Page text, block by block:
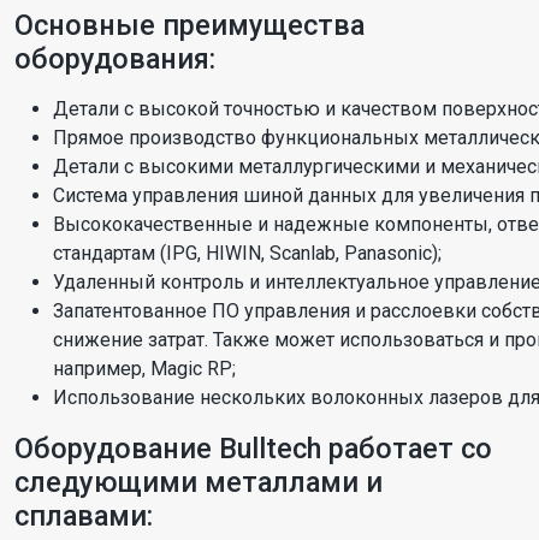
Основные преимущества
оборудования:
Детали с высокой точностью и качеством
Прямое производство функциональных
Детали с высокими металлургическими и
Система управления шиной данных для увеличения
Высококачественные и надежные компоненты,
стандартам (IPG, HIWIN, Scanlab, Panasonic);
Удаленный контроль и интеллектуальное
Запатентованное ПО управления и расслоевки
снижение затрат. Также может использоваться и
например, Magic RP;
Использование нескольких волоконных лазеров
Оборудование Bulltech работает со
следующими металлами и
сплавами: